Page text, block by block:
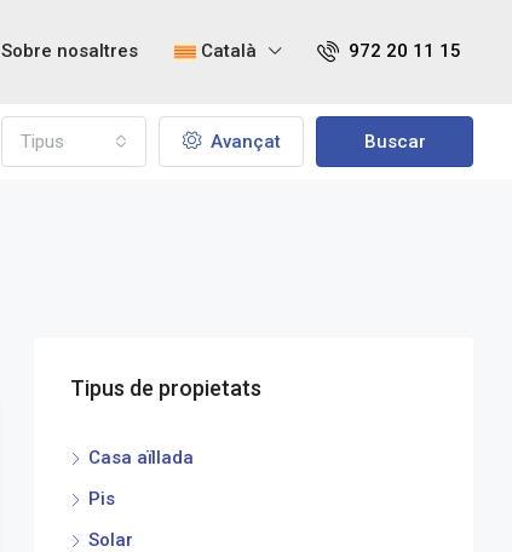
Sobre nosaltres Català 972 20 11 15
Tipus Avançat Buscar
Tipus de propietats
Casa aïllada
Pis
Solar